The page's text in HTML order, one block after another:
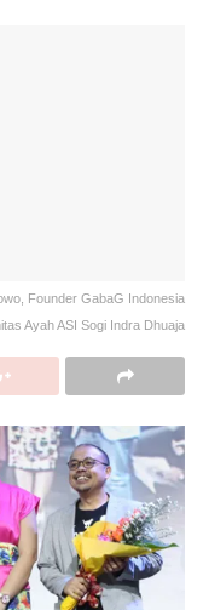
Founder GabaG Indonesia
Ayah ASI Sogi Indra Dhuaja